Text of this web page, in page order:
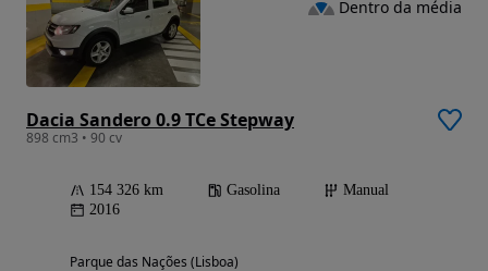
Dacia Sandero 0.9 TCe Stepway
898 cm3 • 90 cv
154 326 km Gasolina
Manual
2016
Parque das Nações (Lisboa)
Dentro da média